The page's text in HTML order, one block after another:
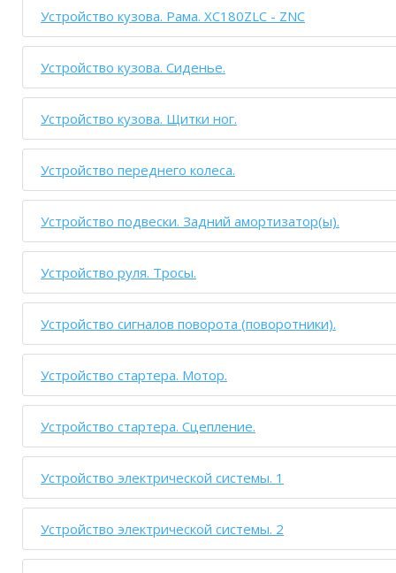
Устройство кузова. Рама. XC180ZLC - ZNC
Устройство кузова. Сиденье.
Устройство кузова. Щитки ног.
Устройство переднего колеса.
Устройство подвески. Задний амортизатор(ы).
Устройство руля. Тросы.
Устройство сигналов поворота (поворотники).
Устройство стартера. Мотор.
Устройство стартера. Сцепление.
Устройство электрической системы. 1
Устройство электрической системы. 2